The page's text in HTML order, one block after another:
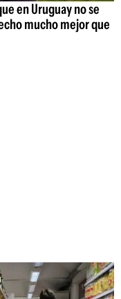
en Uruguay no se
mucho mejor que